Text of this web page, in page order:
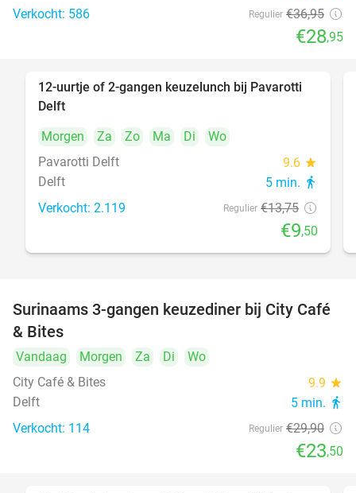
Verkocht: 586 Regulier €36,95
€28,95
31%
12-uurtje of 2-gangen keuzelunch bij Pavarotti
Delft
Morgen
Za Zo Ma Di
Wo
Pavarotti Delft
9.6 star
Delft 5 min. directions_walk
Verkocht: 2.119 Regulier €13,75
€9,50
21%
Surinaams 3-gangen keuzediner bij City Café
& Bites
Vandaag Morgen Za Di
Wo
City Café & Bites
9.9 star
Delft 5 min. directions_walk
Verkocht: 114 Regulier €29,90
€23,50